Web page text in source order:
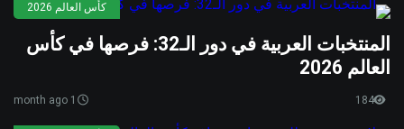
كأس العالم 2026
المنتخبات العربية في دور الـ32: فرصها في كأس
العالم 2026
1 month ago 184